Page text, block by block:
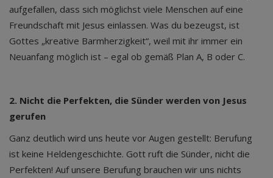
aufgefallen, dass sich möglichst viele Menschen auf eine
Freundschaft mit Jesus einlassen. Was du bezeugst, ist
Gottes „kreative Barmherzigkeit“, weil mit ihr immer ein
Neuanfang möglich ist – egal ob gemäß Plan A, B oder C.
2. Nicht die Perfekten, die Sünder werden von Jesus
gerufen
Ganz deutlich wird uns heute vor Augen gestellt: Berufung
ist keine Heldengeschichte. Gott ruft die Sünder, nicht die
Perfekten! Auf unsere Berufung brauchen wir uns nichts